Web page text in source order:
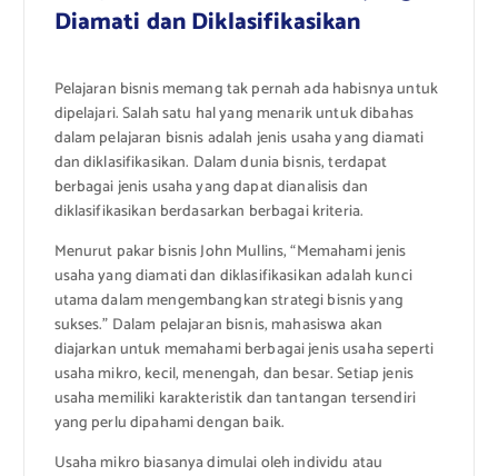
Diamati dan Diklasifikasikan
Pelajaran bisnis memang tak pernah ada habisnya untuk
dipelajari. Salah satu hal yang menarik untuk dibahas
dalam pelajaran bisnis adalah jenis usaha yang diamati
dan diklasifikasikan. Dalam dunia bisnis, terdapat
berbagai jenis usaha yang dapat dianalisis dan
diklasifikasikan berdasarkan berbagai kriteria.
Menurut pakar bisnis John Mullins, “Memahami jenis
usaha yang diamati dan diklasifikasikan adalah kunci
utama dalam mengembangkan strategi bisnis yang
sukses.” Dalam pelajaran bisnis, mahasiswa akan
diajarkan untuk memahami berbagai jenis usaha seperti
usaha mikro, kecil, menengah, dan besar. Setiap jenis
usaha memiliki karakteristik dan tantangan tersendiri
yang perlu dipahami dengan baik.
Usaha mikro biasanya dimulai oleh individu atau